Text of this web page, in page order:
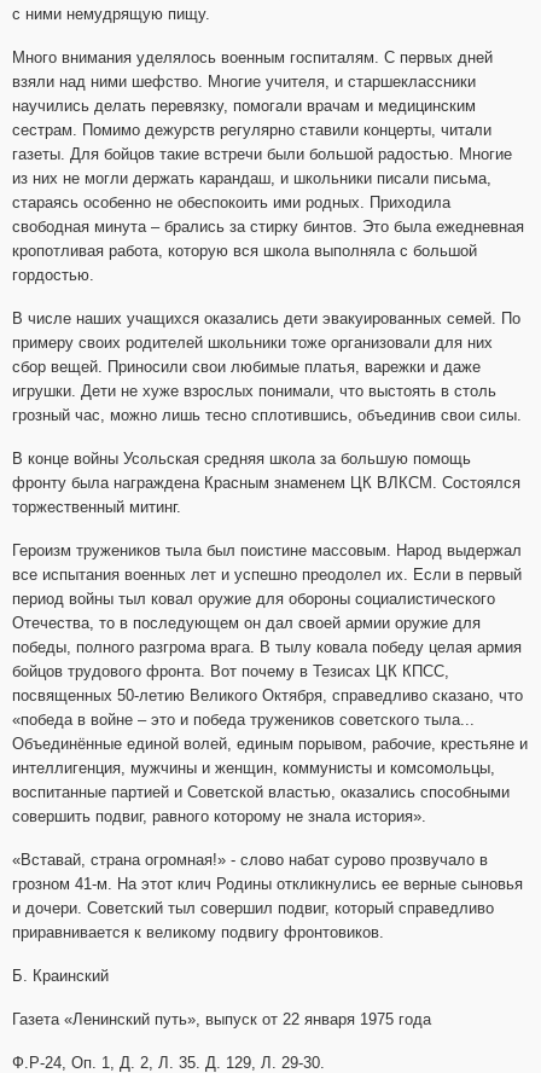
с ними немудрящую пищу.
Много внимания уделялось военным госпиталям. С первых дней
взяли над ними шефство. Многие учителя, и старшеклассники
научились делать перевязку, помогали врачам и медицинским
сестрам. Помимо дежурств регулярно ставили концерты, читали
газеты. Для бойцов такие встречи были большой радостью. Многие
из них не могли держать карандаш, и школьники писали письма,
стараясь особенно не обеспокоить ими родных. Приходила
свободная минута – брались за стирку бинтов. Это была ежедневная
кропотливая работа, которую вся школа выполняла с большой
гордостью.
В числе наших учащихся оказались дети эвакуированных семей. По
примеру своих родителей школьники тоже организовали для них
сбор вещей. Приносили свои любимые платья, варежки и даже
игрушки. Дети не хуже взрослых понимали, что выстоять в столь
грозный час, можно лишь тесно сплотившись, объединив свои силы.
В конце войны Усольская средняя школа за большую помощь
фронту была награждена Красным знаменем ЦК ВЛКСМ. Состоялся
торжественный митинг.
Героизм тружеников тыла был поистине массовым. Народ выдержал
все испытания военных лет и успешно преодолел их. Если в первый
период войны тыл ковал оружие для обороны социалистического
Отечества, то в последующем он дал своей армии оружие для
победы, полного разгрома врага. В тылу ковала победу целая армия
бойцов трудового фронта. Вот почему в Тезисах ЦК КПСС,
посвященных 50-летию Великого Октября, справедливо сказано, что
«победа в войне – это и победа тружеников советского тыла...
Объединённые единой волей, единым порывом, рабочие, крестьяне и
интеллигенция, мужчины и женщин, коммунисты и комсомольцы,
воспитанные партией и Советской властью, оказались способными
совершить подвиг, равного которому не знала история».
«Вставай, страна огромная!» - слово набат сурово прозвучало в
грозном 41-м. На этот клич Родины откликнулись ее верные сыновья
и дочери. Советский тыл совершил подвиг, который справедливо
приравнивается к великому подвигу фронтовиков.
Б. Краинский
Газета «Ленинский путь», выпуск от 22 января 1975 года
Ф.Р-24, Оп. 1, Д. 2, Л. 35. Д. 129, Л. 29-30.